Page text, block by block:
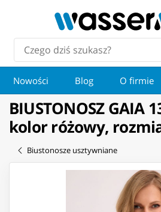
Nowości Blog O firmie
BIUSTONOSZ GAIA
kolor różowy,
Biustonosze usztywniane